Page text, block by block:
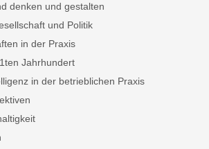
denken und gestalten
und Politik
in der Praxis
Jahrhundert
in der betrieblichen Praxis